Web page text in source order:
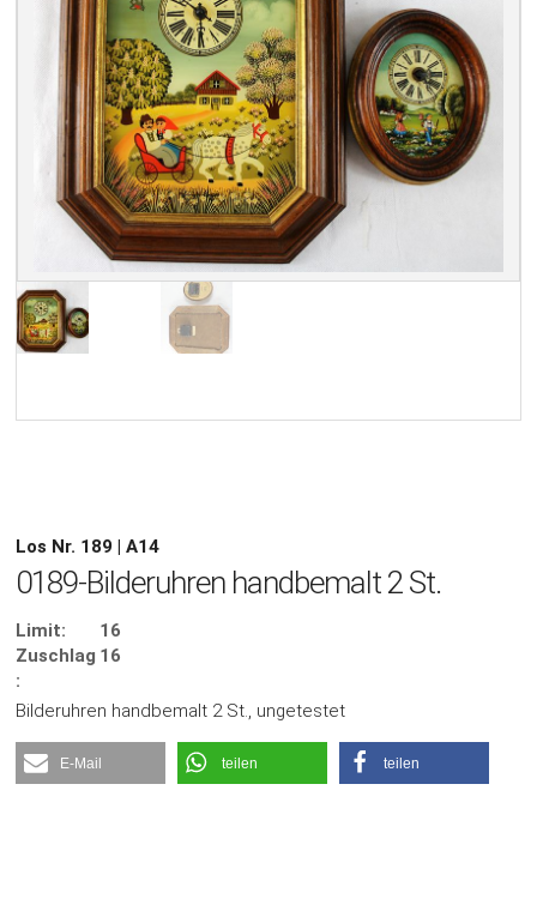
NEWSLETTER
Los Nr. 189 | A14
0189-Bilderuhren handbemalt 2 St.
Limit:
16
Zuschlag
:
16
Bilderuhren handbemalt 2 St., ungetestet
E-Mail teilen teilen